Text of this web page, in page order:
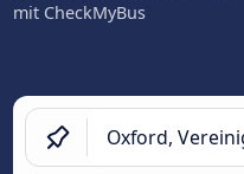
mit CheckMyBus